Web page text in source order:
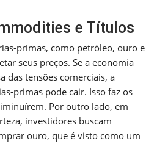
e Títulos
primas, como petróleo, ouro e
seus preços. Se a economia
das tensões comerciais, a
primas pode cair. Isso faz os
Por outro lado, em
investidores buscam
ouro, que é visto como um